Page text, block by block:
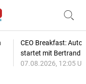
CEO Breakfast:
startet mit Bertrand
07.08.2026, 12:05